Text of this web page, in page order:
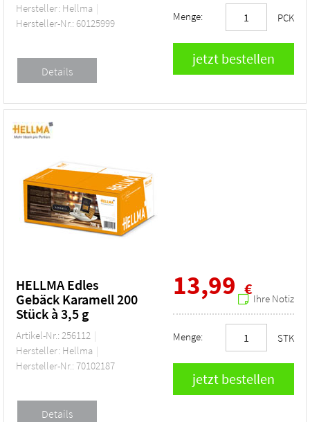
Hersteller: Hellma
Hersteller-Nr.: 60125999
Menge: PCK
HELLMA Edles
Gebäck Karamell 200
Stück à 3,5 g
Artikel-Nr.: 256112
Hersteller: Hellma
Hersteller-Nr.: 70102187
13,99 €
Ihre Notiz
Menge: STK